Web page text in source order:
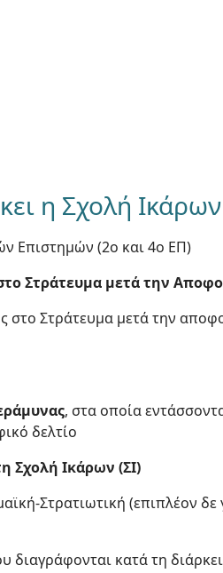
η Σχολή Ικάρων
Επιστημών (2ο και 4ο ΕΠ)
Στράτευμα μετά την
στο Στράτευμα μετά την
, στα οποία
δελτίο
Σχολή Ικάρων (ΣΙ)
Στρατιωτική (επιπλέον δε
διαγράφονται κατά τη